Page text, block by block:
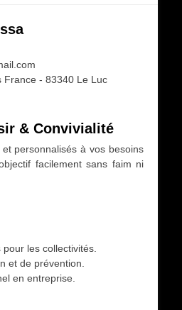
France - 83340 Le Luc
& Convivialité
personnalisés à vos besoins
facilement sans faim ni
les collectivités.
et de prévention.
en entreprise.